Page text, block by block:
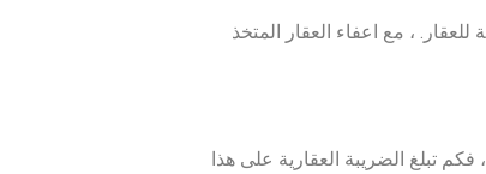
وتحسب ال10% من القيمة الإيجارية للعقار. ، مع اعفاء العقار المتخذ
جنية ، وكانت القيمة الإيجارية الشهرية لهذا العقار هي 15000 جنية. ، فكم تبلغ الضريبة العقارية على هذا